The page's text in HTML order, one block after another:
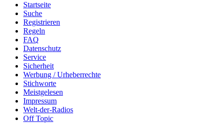
Startseite
Suche
Registrieren
Regeln
FAQ
Datenschutz
Service
Sicherheit
Werbung / Urheberrechte
Stichworte
Meistgelesen
Impressum
Welt-der-Radios
Off Topic